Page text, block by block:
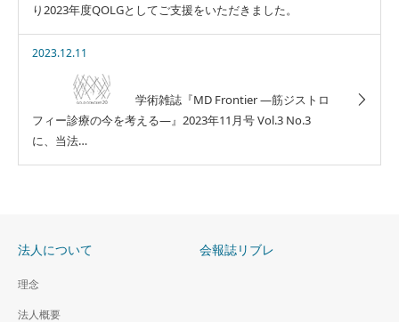
り2023年度QOLGとしてご支援をいただきました。
2023.12.11
学術雑誌『MD Frontier ―筋ジストロ
フィー診療の今を考える―』2023年11月号 Vol.3 No.3
に、当法…
法人について
理念
法人概要
会報誌リブレ